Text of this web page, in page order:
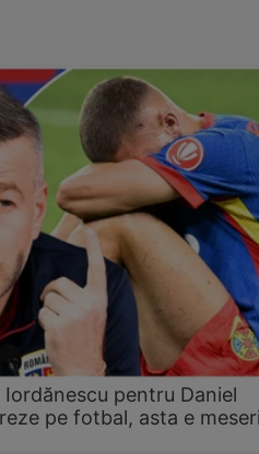
pentru Daniel
pe fotbal, asta e